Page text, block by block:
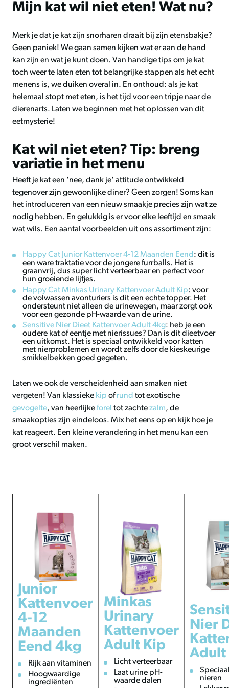
Mijn kat wil niet eten! Wat nu?
Merk je dat je kat zijn snorharen draait bij zijn etensbakje?
Geen paniek! We gaan samen kijken wat er aan de hand
kan zijn en wat je kunt doen. Van handige tips om je kat
toch weer te laten eten tot belangrijke stappen als het echt
menens is, we duiken overal in. En onthoud: als je kat
helemaal stopt met eten, is het tijd voor een tripje naar de
dierenarts. Laten we beginnen met het oplossen van dit
eetmysterie!
Kat wil niet eten? Tip: breng
variatie in het menu
Heeft je kat een 'nee, dank je' attitude ontwikkeld
tegenover zijn gewoonlijke diner? Geen zorgen! Soms kan
het introduceren van een nieuw smaakje precies zijn wat ze
nodig hebben. En gelukkig is er voor elke leeftijd en smaak
wat wils. Een aantal voorbeelden uit ons assortiment zijn:
Happy Cat Junior Kattenvoer 4-12 Maanden Eend : dit is
een ware traktatie voor de jongere furrballs. Het is
graanvrij, dus super licht verteerbaar en perfect voor
hun groeiende lijfjes.
Happy Cat Minkas Urinary Kattenvoer Adult Kip: voor
de volwassen avonturiers is dit een echte topper. Het
ondersteunt niet alleen de urinewegen, maar zorgt ook
voor een gezonde pH-waarde van de urine.
Sensitive Nier Dieet Kattenvoer Adult 4kg: heb je een
oudere kat of eentje met nierissues? Dan is dit dieetvoer
een uitkomst. Het is speciaal ontwikkeld voor katten
met nierproblemen en wordt zelfs door de kieskeurige
smikkelbekken goed gegeten.
Laten we ook de verscheidenheid aan smaken niet
vergeten! Van klassieke kip ofrund tot exotische
gevogelte, van heerlijkeforel tot zachtezalm, de
smaakopties zijn eindeloos. Mix het eens op en kijk hoe je
kat reageert. Een kleine verandering in het menu kan een
groot verschil maken.
Junior
Kattenvoer
4-12
Maanden
Eend 4kg
Rijk aan vitaminen
Hoogwaardige
ingrediënten
Minkas
Urinary
Kattenvoer
Adult Kip
Licht verteerbaar
Laat urine pH-
waarde dalen
Nier
Adult
nieren